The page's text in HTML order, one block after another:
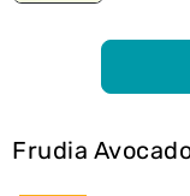
Frudia